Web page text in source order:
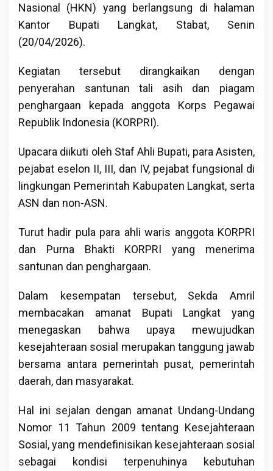
Nasional (HKN) yang berlangsung di halaman
Kantor Bupati Langkat, Stabat, Senin
(20/04/2026).
Kegiatan tersebut dirangkaikan dengan
penyerahan santunan tali asih dan piagam
penghargaan kepada anggota Korps Pegawai
Republik Indonesia (KORPRI).
Upacara diikuti oleh Staf Ahli Bupati, para Asisten,
pejabat eselon II, III, dan IV, pejabat fungsional di
lingkungan Pemerintah Kabupaten Langkat, serta
ASN dan non-ASN.
Turut hadir pula para ahli waris anggota KORPRI
dan Purna Bhakti KORPRI yang menerima
santunan dan penghargaan.
Dalam kesempatan tersebut, Sekda Amril
membacakan amanat Bupati Langkat yang
menegaskan bahwa upaya mewujudkan
kesejahteraan sosial merupakan tanggung jawab
bersama antara pemerintah pusat, pemerintah
daerah, dan masyarakat.
Hal ini sejalan dengan amanat Undang-Undang
Nomor 11 Tahun 2009 tentang Kesejahteraan
Sosial, yang mendefinisikan kesejahteraan sosial
sebagai kondisi terpenuhinya kebutuhan